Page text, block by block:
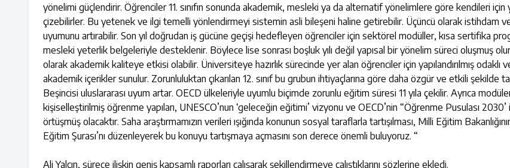
yönelimi güçlendirir. Öğrenciler 11. sınıfın sonunda akademik, mesleki ya da alternatif yönelimlere göre kendileri için
çizebilirler. Bu yetenek ve ilgi temelli yönlendirmeyi sistemin asli bileşeni haline getirebilir. Üçüncü olarak istihdam
uyumunu artırabilir. Son yıl doğrudan iş gücüne geçişi hedefleyen öğrenciler için sektörel modüller, kısa sertifika
mesleki yeterlik belgeleriyle desteklenir. Böylece lise sonrası boşluk yılı değil yapısal bir yönelim süreci oluşmuş
olarak akademik kaliteye etkisi olabilir. Üniversiteye hazırlık sürecinde yer alan öğrenciler için yapılandırılmış odaklı
akademik içerikler sunulur. Zorunluluktan çıkarılan 12. sınıf bu grubun ihtiyaçlarına göre daha özgür ve etkili şekilde
Beşincisi uluslararası uyum artar. OECD ülkeleriyle uyumlu biçimde zorunlu eğitim süresi 11 yıla çekilir. Ayrıca
kişiselleştirilmiş öğrenme yapıları, UNESCO’nun ‘geleceğin eğitimi’ vizyonu ve OECD’nin “Öğrenme Pusulası
örtüşmüş olacaktır. Saha araştırmamızın verileri ışığında konunun sosyal taraflarla tartışılması, Milli Eğitim
Eğitim Şurası’nı düzenleyerek bu konuyu tartışmaya açmasını son derece önemli buluyoruz. “
Ali Yalçın, sürece ilişkin geniş kapsamlı raporları çalışarak şekillendirmeye çalıştıklarını sözlerine ekledi.